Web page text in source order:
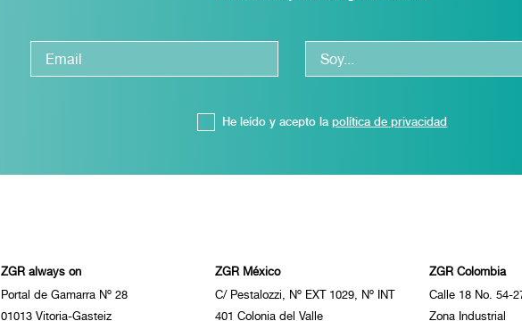
He leído y acepto la política de privacidad
ZGR always on
Portal de Gamarra Nº 28
01013 Vitoria-Gasteiz
ZGR México
C/ Pestalozzi, Nº EXT 1029, Nº INT
401 Colonia del Valle
ZGR Colombia
Calle 18 No. 54-
Zona Industrial